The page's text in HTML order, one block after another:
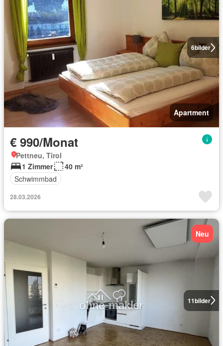
6bilder
Apartment
€ 990/Monat
Pettneu, Tirol
1 Zimmer
40 m²
Schwimmbad
28.03.2026
11bilder
Neu